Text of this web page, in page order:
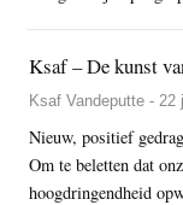
Ksaf – De kunst
Ksaf Vandeputte - 22
Nieuw, positief
Om te beletten dat
hoogdringendheid